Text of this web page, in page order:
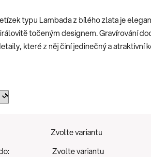
typu Lambada z bílého zlata je
točeným designem. Gravírování
které z něj činí jedinečný a atraktivní
Zvolte variantu
Zvolte variantu